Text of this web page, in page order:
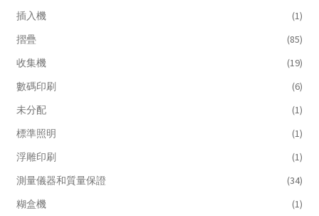
插入機
(1)
摺疊
(85)
收集機
(19)
數碼印刷
(6)
未分配
(1)
標準照明
(1)
浮雕印刷
(1)
測量儀器和質量保證
(34)
糊盒機
(1)